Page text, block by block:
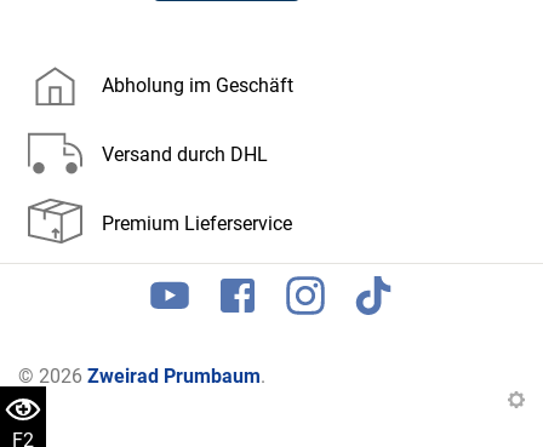
F2
Abholung im Geschäft
Versand durch DHL
Premium Lieferservice
© 2026 Zweirad Prumbaum.